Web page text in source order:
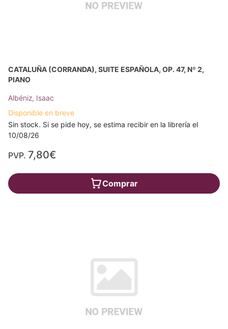
CATALUÑA (CORRANDA), SUITE ESPAÑOLA, OP. 47, Nº 2,
PIANO
Albéniz, Isaac
Disponible en breve
Sin stock. Si se pide hoy, se estima recibir en la librería el
10/08/26
PVP. 7,80€
Comprar